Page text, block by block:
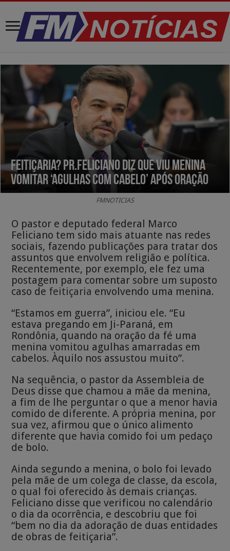
Feitiçaria? Pr.Feliciano diz que viu menina
vomitar ‘agulhas com cabelo’ após oração
FMNOTICIAS
O pastor e deputado federal Marco
Feliciano tem sido mais atuante nas redes
sociais, fazendo publicações para tratar dos
assuntos que envolvem religião e política.
Recentemente, por exemplo, ele fez uma
postagem para comentar sobre um suposto
caso de feitiçaria envolvendo uma menina.
“Estamos em guerra”, iniciou ele. “Eu
estava pregando em Ji-Paraná, em
Rondônia, quando na oração da fé uma
menina vomitou agulhas amarradas em
cabelos. Àquilo nos assustou muito”.
Na sequência, o pastor da Assembleia de
Deus disse que chamou a mãe da menina,
a fim de lhe perguntar o que a menor havia
comido de diferente. A própria menina, por
sua vez, afirmou que o único alimento
diferente que havia comido foi um pedaço
de bolo.
Ainda segundo a menina, o bolo foi levado
pela mãe de um colega de classe, da escola,
o qual foi oferecido às demais crianças.
Feliciano disse que verificou no calendário
o dia da ocorrência, e descobriu que foi
“bem no dia da adoração de duas entidades
de obras de feitiçaria”.